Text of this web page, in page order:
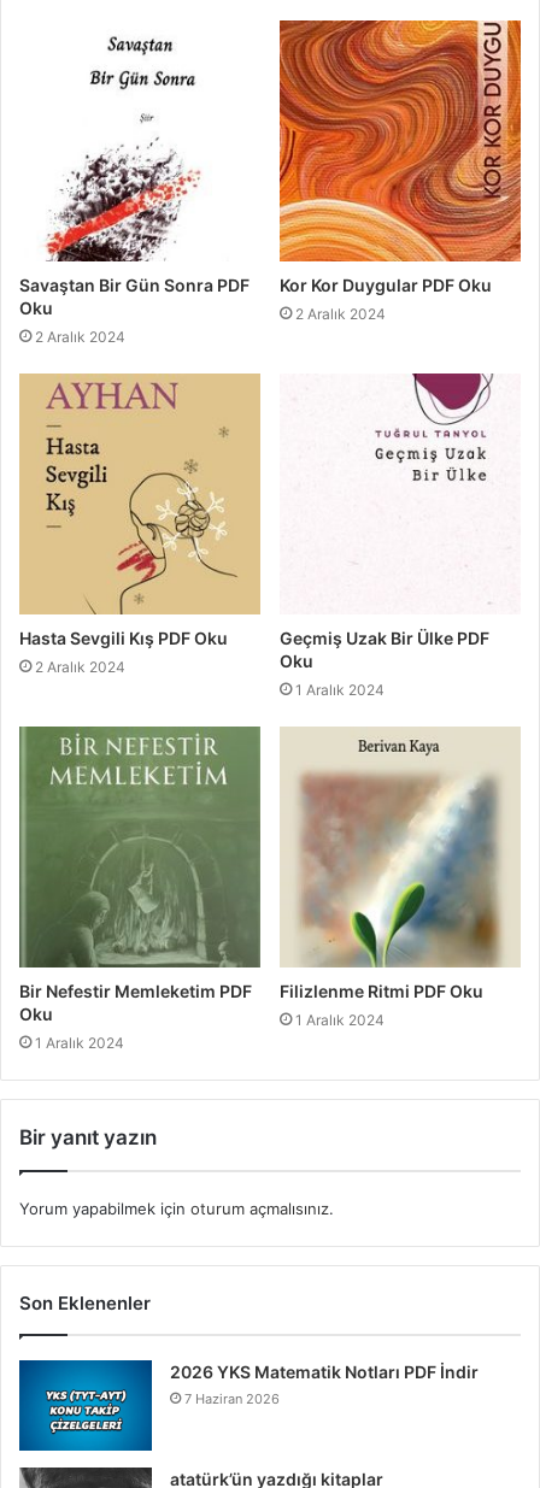
Savaştan Bir Gün Sonra PDF
Oku
2 Aralık 2024
Kor Kor Duygular PDF Oku
2 Aralık 2024
Hasta Sevgili Kış PDF Oku
2 Aralık 2024
Geçmiş Uzak Bir Ülke PDF
Oku
1 Aralık 2024
Bir Nefestir Memleketim PDF
Oku
1 Aralık 2024
Filizlenme Ritmi PDF Oku
1 Aralık 2024
Bir yanıt yazın
Yorum yapabilmek için oturum açmalısınız.
Son Eklenenler
2026 YKS Matematik Notları PDF İndir
7 Haziran 2026
atatürk’ün yazdığı kitaplar